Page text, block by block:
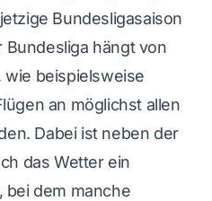
Bundesligasaison
Bundesliga hängt von
wie beispielsweise
an möglichst allen
Dabei ist neben der
das Wetter ein
bei dem manche